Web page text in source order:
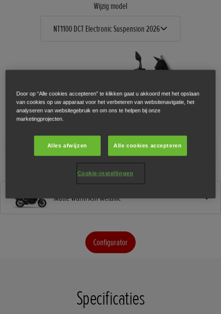
Wijzig model
NT1100 DCT Electronic Suspension 2026
Matte Warm Ash Metallic
Configurator
Specificaties
Door op “Alle cookies accepteren” te klikken gaat u akkoord met het opslaan
van cookies op uw apparaat voor het verbeteren van websitenavigatie, het
analyseren van websitegebruik en om ons te helpen bij onze
marketingprojecten.
Alles afwijzen Alle cookies accepteren
Cookie-instellingen